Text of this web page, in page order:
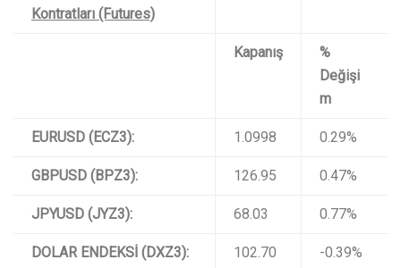
Kontratları (Futures)
Kapanış
%
Değişi
m
EURUSD (ECZ3): 1.0998 0.29%
GBPUSD (BPZ3): 126.95 0.47%
JPYUSD (JYZ3): 68.03 0.77%
DOLAR ENDEKSİ (DXZ3): 102.70 -0.39%